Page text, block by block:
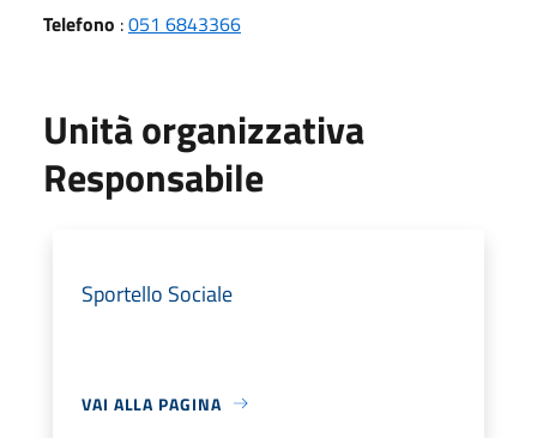
Telefono :051 6843366
Unità organizzativa
Responsabile
Sportello Sociale
VAI ALLA PAGINA